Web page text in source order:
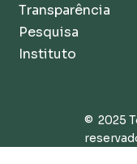
© 2025
Transparência
Pesquisa
Instituto